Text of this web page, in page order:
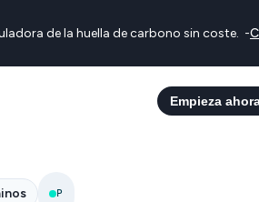
de la huella de carbono sin coste. -
Empieza
P